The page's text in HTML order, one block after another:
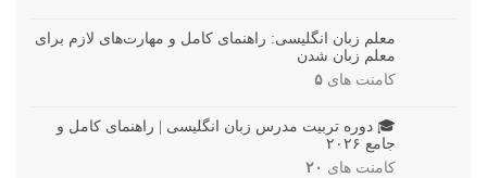
معلم زبان انگلیسی: راهنمای کامل و مهارت‌های لازم برای
معلم زبان شدن
کامنت های ۵
🎓 دوره تربیت مدرس زبان انگلیسی | راهنمای کامل و
جامع ۲۰۲۶
کامنت های ۲۰